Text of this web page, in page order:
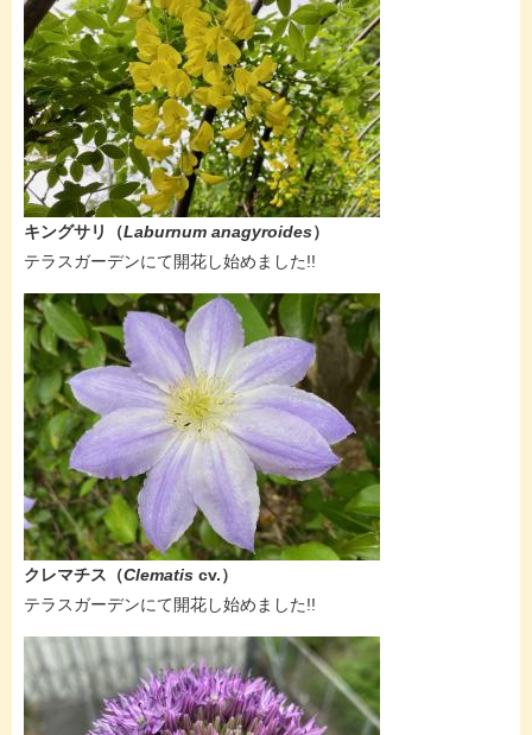
キングサリ​（Laburnum anagyroides）
​​テラスガーデンにて開花し始めました!!
クレマチス​（Clematis cv.）
​​テラスガーデンにて開花し始めました!!